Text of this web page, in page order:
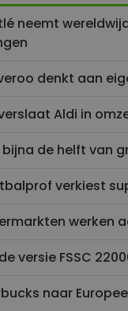
neemt
denkt aan
Aldi in
bijna de helft van
verkiest
werken
versie FSSC
naar